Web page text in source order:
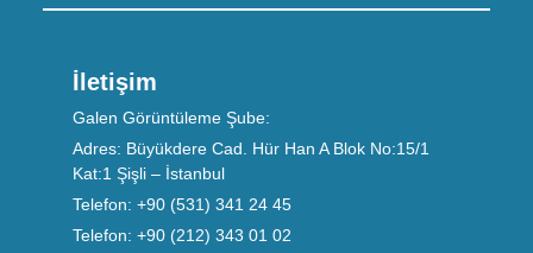
İletişim
Galen Görüntüleme Şube:
Adres: Büyükdere Cad. Hür Han A Blok No:15/1
Kat:1 Şişli – İstanbul
Telefon: +90 (531) 341 24 45
Telefon: +90 (212) 343 01 02